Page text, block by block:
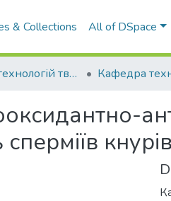
& Collections All of DSpace
Факультет технологій тваринництва та продовольства
сперміїв